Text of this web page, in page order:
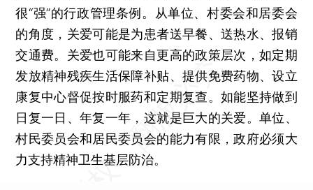
很“强”的行政管理条例。从单位、村委会和居委会
的角度，关爱可能是为患者送早餐、送热水、报销
交通费。关爱也可能来自更高的政策层次，如定期
发放精神残疾生活保障补贴、提供免费药物、设立
康复中心督促按时服药和定期复查。如能坚持做到
日复一日、年复一年，这就是巨大的关爱。单位、
村民委员会和居民委员会的能力有限，政府必须大
力支持精神卫生基层防治。